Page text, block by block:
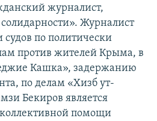
журналист,
Журналист
по политически
против жителей Крыма, в
Кашка», задержанию
по делам «Хизб ут-
Бекиров является
помощи